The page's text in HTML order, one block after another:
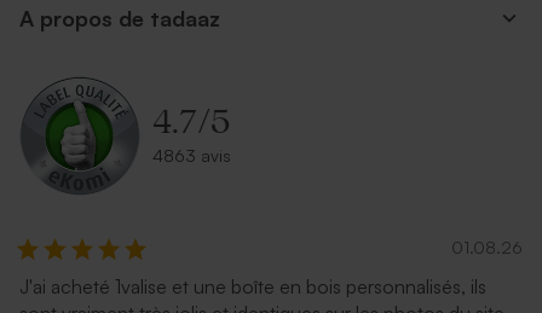
Enveloppe naissance rose
nude
Enveloppe naissance papier Enveloppe naissance
A propos de tadaaz
4.7/5
4863 avis
01.08.26
J'ai acheté 1valise et une boîte en bois personnalisés, ils